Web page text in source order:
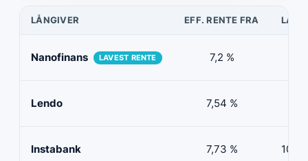
LÅNGIVER EFF. RENTE FRA
Nanofinans LAVEST RENTE 7,2 %
Lendo 7,54 %
Instabank 7,73 % 100